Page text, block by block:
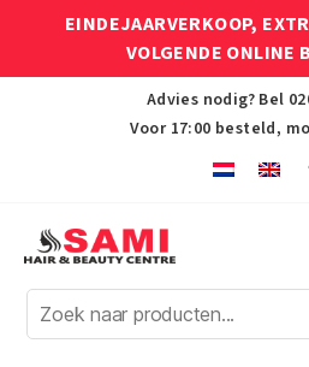
EINDEJAARVERKOOP,
VOLGENDE ONLINE
Advies nodig? Bel
Voor 17:00 besteld,
Afro
Hair